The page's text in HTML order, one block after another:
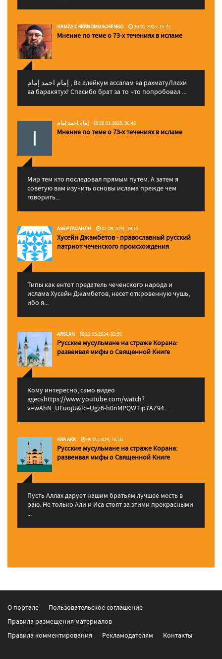
HAMZA CHERNOMORCHENKO 30.01.2025, 15:22
Мнение по теме о 73-х течениях в исламе
إمام احمد إمام , Ва алейкум ассалам ва рахматуЛлахи
ва баракятух! Спасибо брат за то что попробовал ...
إمام احمد إمام 29.01.2025, 00:43
Мнение по теме о 73-х течениях в исламе
Мир тем кто последовал прямым путем. А затем я
советую вам изучить основы ислама прежде чем
говорить...
АЗЕР ГАСАНЛИ 02.09.2024, 19:12
Хусейн Джамбетов - православный русский
патриот чеченского происхождения
Типы как ентот предатель чеченского народа и
ислама Хусейн Джамбетов, несет откровенную чушь,
ибо я...
ARSLAN 11.06.2024, 02:50
Русские мусульмане на страже Корана:
pазвеивая мифы о Священной Книге
Кому интересно, само видео
здесьhttps://www.youtube.com/watch?
v=wAhN_UEuojU&lc=Ugz6-h0nMPQWTip7AZ94...
KRR AKK 09.06.2024, 18:56
Русские мусульмане на страже Корана:
pазвеивая мифы о Священной Книге
Пусть Аллах дарует нашим братьям лучшее месть в
раю. Не только Али и Иса стоят за этими прекрасными
...
О портале
Пользовательское соглашение
Правила размещения материалов
Правила комментирования
Рекламодателям Контакты